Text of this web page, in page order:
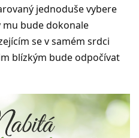
jednoduše vybere
bude dokonale
se v samém srdci
blízkým bude odpočívat